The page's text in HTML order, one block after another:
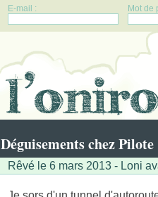
E-mail : Mot de
Déguisements chez Pilote
Rêvé le 6 mars 2013 - Loni